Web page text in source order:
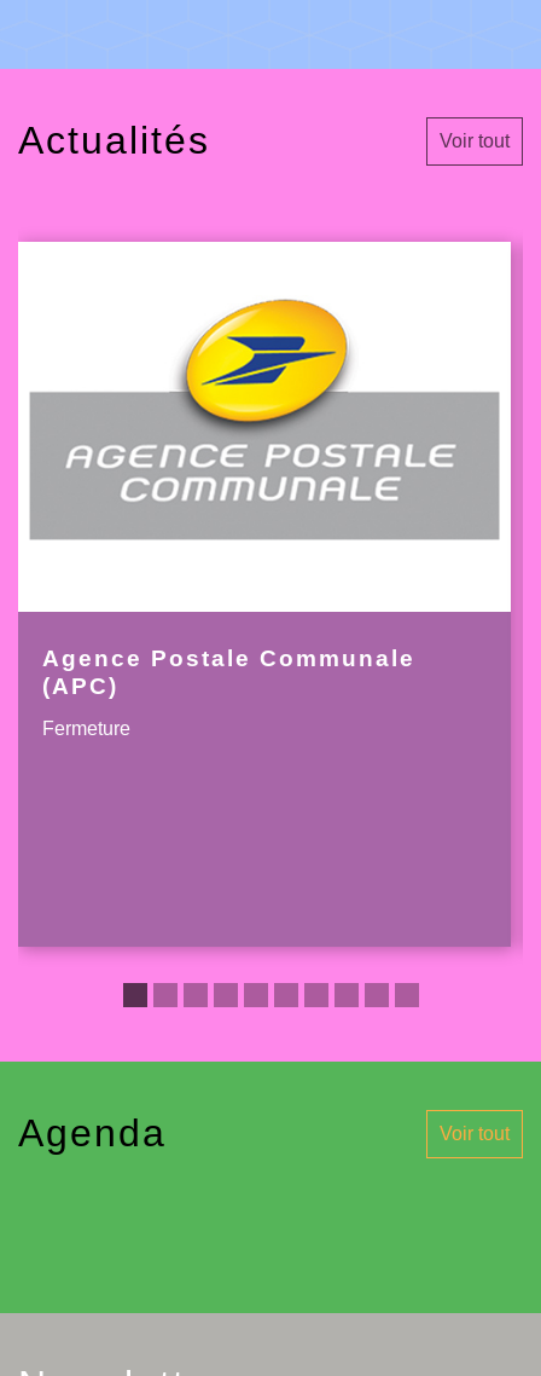
Actualités Voir tout
Agence Postale Communale
(APC)
Fermeture
Agenda Voir tout